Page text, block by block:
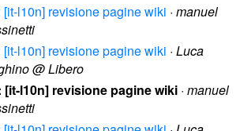
[it-l10n] revisione pagine wiki · manuel
[it-l10n] revisione pagine wiki · Luca
@ Libero
[it-l10n] revisione pagine wiki · manuel